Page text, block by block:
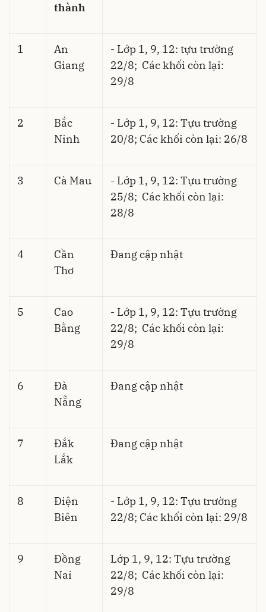
thành
1
An
Giang
- Lớp 1, 9, 12: tựu trường
22/8; Các khối còn lại:
29/8
2
Bắc
Ninh
- Lớp 1, 9, 12: Tựu trường
20/8; Các khối còn lại: 26/8
3 Cà Mau
- Lớp 1, 9, 12: Tựu trường
25/8; Các khối còn lại:
28/8
4
Cần
Thơ
Đang cập nhật
5
Cao
Bằng
- Lớp 1, 9, 12: Tựu trường
22/8; Các khối còn lại:
29/8
6
Đà
Nẵng
Đang cập nhật
7
Đắk
Lắk
Đang cập nhật
8
Điện
Biên
- Lớp 1, 9, 12: Tựu trường
22/8; Các khối còn lại: 29/8
9
Đồng
Nai
Lớp 1, 9, 12: Tựu trường
22/8; Các khối còn lại:
29/8